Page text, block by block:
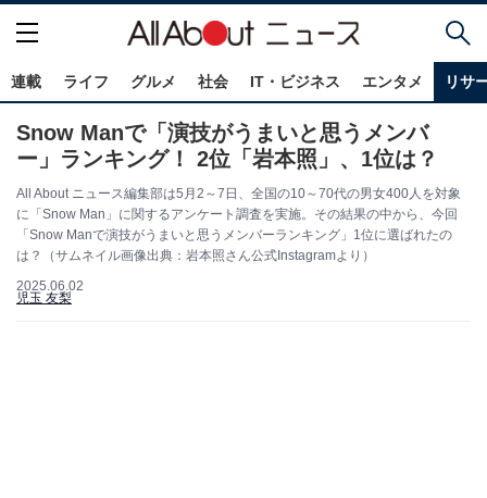
連載 ライフ グルメ 社会 IT・ビジネス エンタメ リサ
Snow Manで「演技がうまいと思うメンバ
ー」ランキング！ 2位「岩本照」、1位は？
All About ニュース編集部は5月2～7日、全国の10～70代の男女400人を対象
に「Snow Man」に関するアンケート調査を実施。その結果の中から、今回
「Snow Manで演技がうまいと思うメンバーランキング」1位に選ばれたの
は？（サムネイル画像出典：岩本照さん公式Instagramより）
2025.06.02
児玉 友梨